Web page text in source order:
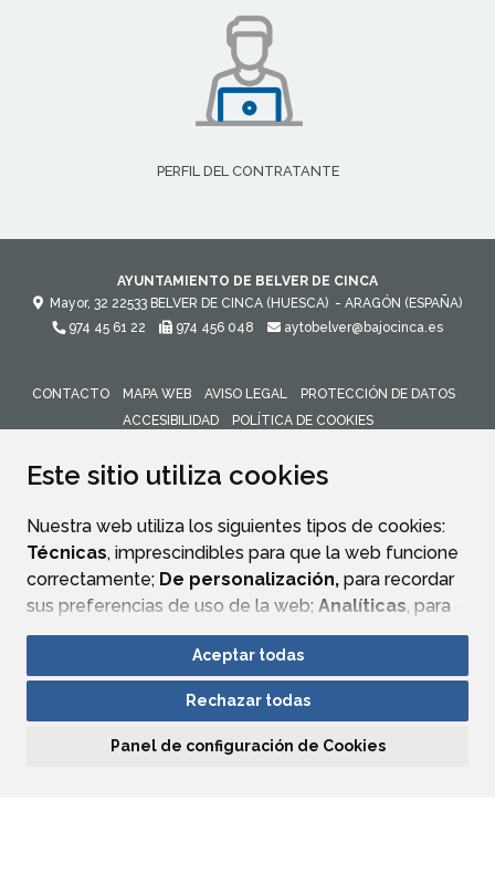
Este sitio utiliza cookies
Nuestra web utiliza los siguientes tipos de cookies:
Técnicas, imprescindibles para que la web funcione
correctamente; De personalización, para recordar
sus preferencias de uso de la web; Analíticas, para
mejorar el funcionamiento de la web y sus servicios.
Si acepta pulsando el botón“Aceptar todas”
consideramos que acepta su uso. Si pulsa el botón
ninguna acción, se guardarán las cookies técnicas
Aceptar todas
Rechazar todas
Panel de configuración de Cookies
PERFIL DEL CONTRATANTE
AYUNTAMIENTO DE BELVER DE CINCA
Mayor, 32 22533 BELVER DE CINCA (HUESCA) - ARAGÓN (ESPAÑA)
974 45 61 22
974 456 048 aytobelver@bajocinca.es
CONTACTO MAPA WEB AVISO LEGAL
PROTECCIÓN DE DATOS
ACCESIBILIDAD
POLÍTICA DE COOKIES